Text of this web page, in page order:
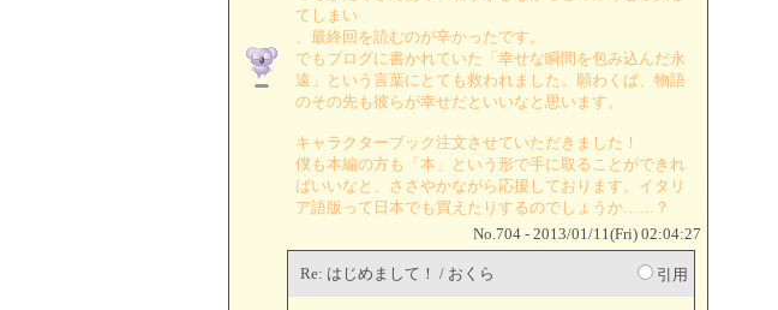
てしまい
、最終回を読むのが辛かったです。
でもブログに書かれていた「幸せな瞬間を包み込んだ永
遠」という言葉にとても救われました。願わくば、物語
のその先も彼らが幸せだといいなと思います。
キャラクターブック注文させていただきました！
僕も本編の方も「本」という形で手に取ることができれ
ばいいなと、ささやかながら応援しております。イタリ
ア語版って日本でも買えたりするのでしょうか……？
No.704 - 2013/01/11(Fri) 02:04:27
Re: はじめまして！ / おくら 引用